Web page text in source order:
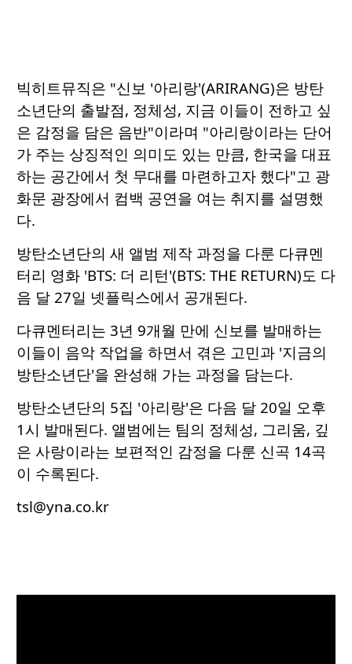
빅히트뮤직은 "신보 '아리랑'(ARIRANG)은 방탄
소년단의 출발점, 정체성, 지금 이들이 전하고 싶
은 감정을 담은 음반"이라며 "아리랑이라는 단어
가 주는 상징적인 의미도 있는 만큼, 한국을 대표
하는 공간에서 첫 무대를 마련하고자 했다"고 광
화문 광장에서 컴백 공연을 여는 취지를 설명했
다.
방탄소년단의 새 앨범 제작 과정을 다룬 다큐멘
터리 영화 'BTS: 더 리턴'(BTS: THE RETURN)도 다
음 달 27일 넷플릭스에서 공개된다.
다큐멘터리는 3년 9개월 만에 신보를 발매하는
이들이 음악 작업을 하면서 겪은 고민과 '지금의
방탄소년단'을 완성해 가는 과정을 담는다.
방탄소년단의 5집 '아리랑'은 다음 달 20일 오후
1시 발매된다. 앨범에는 팀의 정체성, 그리움, 깊
은 사랑이라는 보편적인 감정을 다룬 신곡 14곡
이 수록된다.
tsl@yna.co.kr